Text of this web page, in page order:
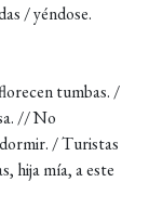
/ yéndose.
tumbas. /
// No
dormir. / Turistas
hija mía, a este